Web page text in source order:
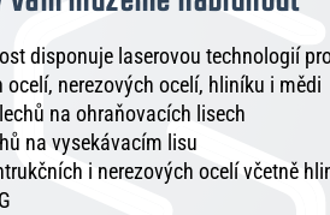
disponuje laserovou technologií
ocelí, nerezových ocelí, hliníku i mědi
na ohraňovacích lisech
na vysekávacím lisu
i nerezových ocelí včetně